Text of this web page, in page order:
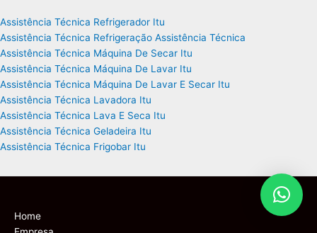
Assistência Técnica Refrigerador Itu
Assistência Técnica Refrigeração Assistência Técnica
Assistência Técnica Máquina De Secar Itu
Assistência Técnica Máquina De Lavar Itu
Assistência Técnica Máquina De Lavar E Secar Itu
Assistência Técnica Lavadora Itu
Assistência Técnica Lava E Seca Itu
Assistência Técnica Geladeira Itu
Assistência Técnica Frigobar Itu
Home